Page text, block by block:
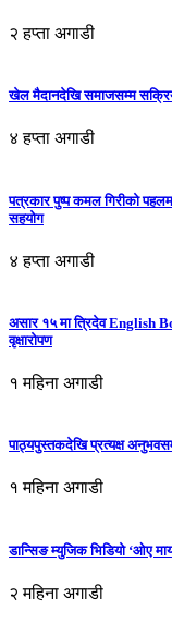
२ हप्ता अगाडी
खेल मैदानदेखि समाजसम्म सक्रिय
४ हप्ता अगाडी
पत्रकार पुष्प कमल गिरीको
सहयोग
४ हप्ता अगाडी
असार १५ मा त्रिदेव English
वृक्षारोपण
१ महिना अगाडी
पाठ्यपुस्तकदेखि प्रत्यक्ष
१ महिना अगाडी
डान्सिङ म्युजिक भिडियो ‘ओए
२ महिना अगाडी